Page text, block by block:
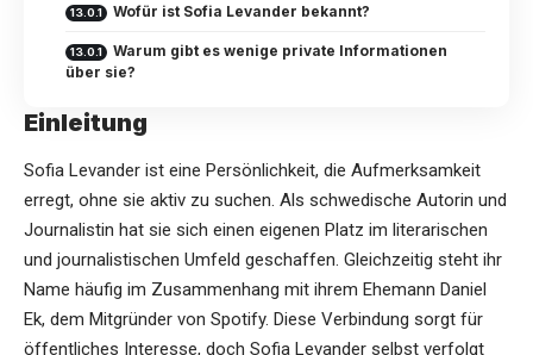
Wofür ist Sofia Levander bekannt?
Warum gibt es wenige private Informationen
über sie?
Einleitung
Sofia Levander ist eine Persönlichkeit, die Aufmerksamkeit
erregt, ohne sie aktiv zu suchen. Als schwedische Autorin und
Journalistin hat sie sich einen eigenen Platz im literarischen
und journalistischen Umfeld geschaffen. Gleichzeitig steht ihr
Name häufig im Zusammenhang mit ihrem Ehemann Daniel
Ek, dem Mitgründer von Spotify. Diese Verbindung sorgt für
öffentliches Interesse, doch Sofia Levander selbst verfolgt